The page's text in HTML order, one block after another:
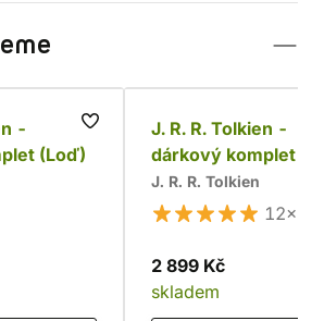
-
(Loď)
J. R. R. Tolkien -
dárkový komplet
J. R. R. Tolkien
12×
2 899 Kč
skladem